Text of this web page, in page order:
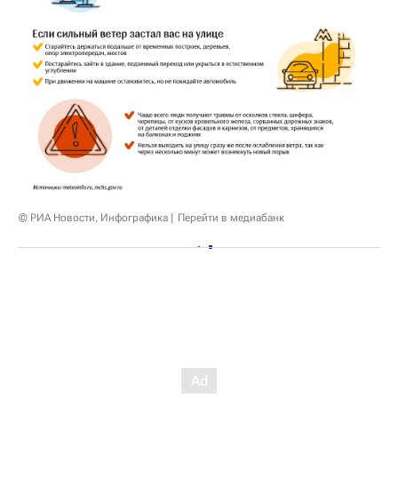
© РИА Новости, Инфографика Перейти в медиабанк